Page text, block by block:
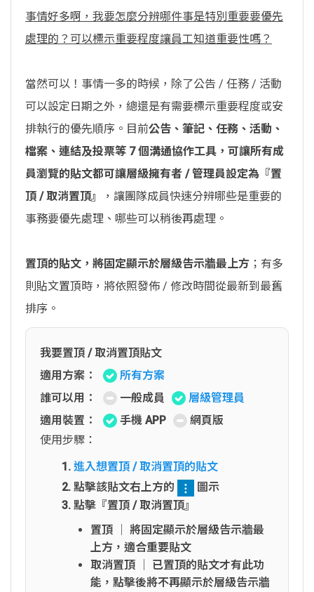
事情好多啊，我要怎麼分辨哪件事是特別重要要優先
處理的？可以標示重要程度讓員工知道重要性嗎？
當然可以！事情一多的時候，除了公告 / 任務 / 活動
可以設定日期之外，總還是有需要標示重要程度或安
排執行的優先順序。目前公告、筆記、任務、活動、
檔案、連結及投票等 7 個溝通協作工具，可讓所有成
員瀏覽的貼文都可讓層級擁有者 / 管理員設定為『置
頂 / 取消置頂』
，讓團隊成員快速分辨哪些是重要的
事務要優先處理、哪些可以稍後再處理。
置頂的貼文，將固定顯示於層級告示牆最上方 ；有多
則貼文置頂時，將依照發佈 / 修改時間從最新到最舊
排序。
我要置頂 / 取消置頂貼文
適用方案：
所有方案
誰可以用：
一般成員
層級管理員
適用裝置：
手機 APP
網頁版
使用步驟：
進入想置頂 / 取消置頂的貼文
點擊該貼文右上方的
圖示
點擊『置頂 / 取消置頂』
置頂 │ 將固定顯示於層級告示牆最
上方，適合重要貼文
取消置頂 │ 已置頂的貼文才有此功
能，點擊後將不再顯示於層級告示牆